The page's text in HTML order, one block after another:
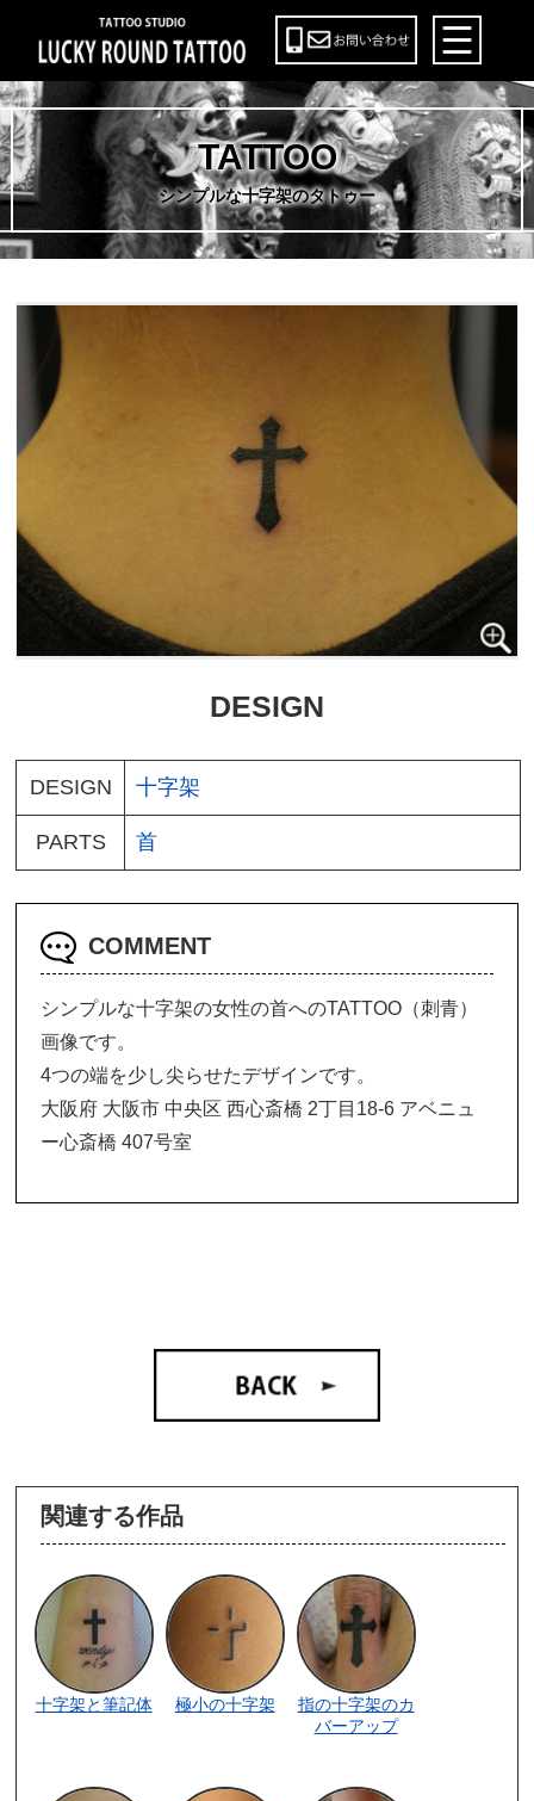
TATTOO
シンプルな十字架のタトゥー
DESIGN
DESIGN 十字架
PARTS 首
COMMENT
シンプルな十字架の女性の首へのTATTOO（刺青）
画像です。
4つの端を少し尖らせたデザインです。
大阪府 大阪市 中央区 西心斎橋 2丁目18-6 アベニュ
ー心斎橋 407号室
関連する作品
十字架と筆記体 極小の十字架
指の十字架のカ
バーアップ